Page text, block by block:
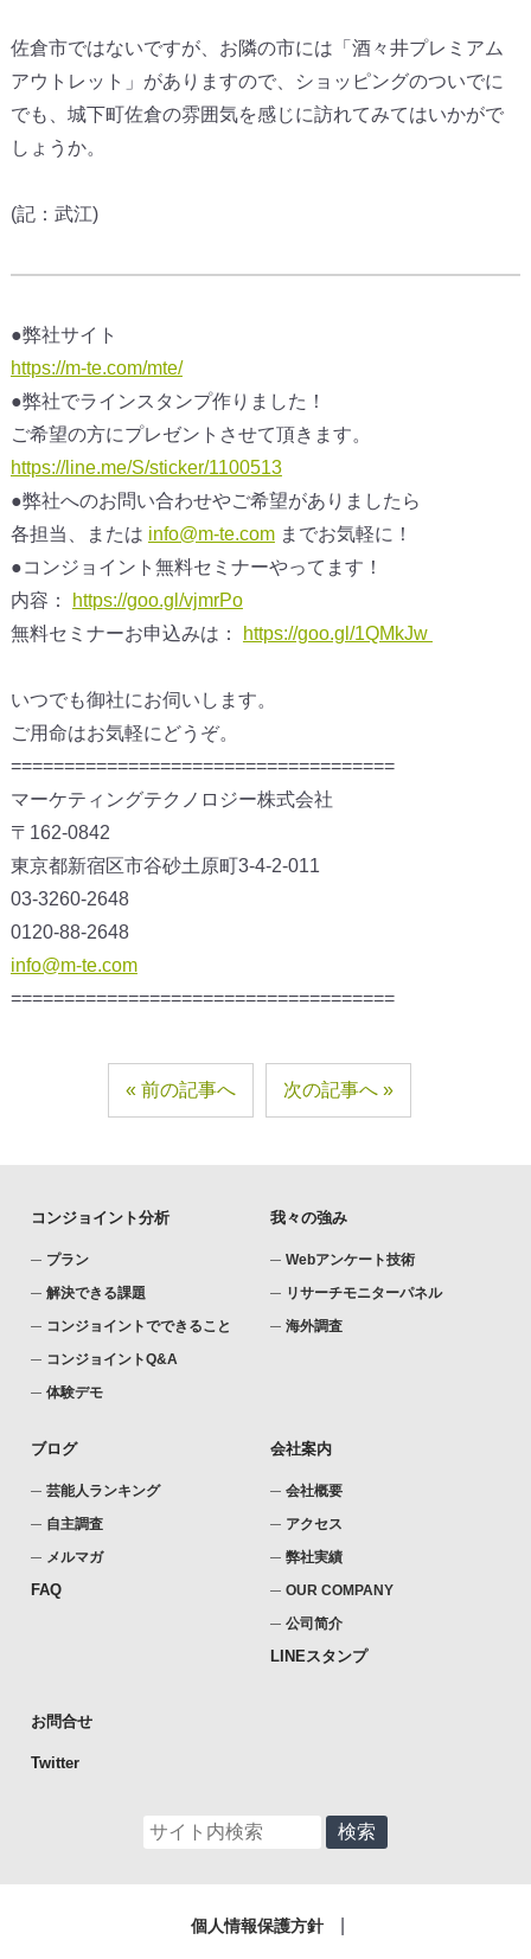
佐倉市ではないですが、お隣の市には「酒々井プレミアム
アウトレット」がありますので、ショッピングのついでに
でも、城下町佐倉の雰囲気を感じに訪れてみてはいかがで
しょうか。
(記：武江)
●弊社サイト
https://m-te.com/mte/
●弊社でラインスタンプ作りました！
ご希望の方にプレゼントさせて頂きます。
https://line.me/S/sticker/1100513
●弊社へのお問い合わせやご希望がありましたら
各担当、または info@m-te.comまでお気軽に！
●コンジョイント無料セミナーやってます！
内容：
https://goo.gl/vjmrPo
無料セミナーお申込みは：
https://goo.gl/1QMkJw
いつでも御社にお伺いします。
ご用命はお気軽にどうぞ。
====================================
マーケティングテクノロジー株式会社
〒162-0842
東京都新宿区市谷砂土原町3-4-2-011
03-3260-2648
0120-88-2648
info@m-te.com
====================================
前の記事へ 次の記事へ
コンジョイント分析
プラン
解決できる課題
コンジョイントでできること
コンジョイントQ&A
体験デモ
我々の強み
Webアンケート技術
リサーチモニターパネル
海外調査
ブログ
芸能人ランキング
自主調査
メルマガ
FAQ
会社案内
会社概要
アクセス
弊社実績
OUR COMPANY
公司简介
LINEスタンプ
お問合せ
Twitter
個人情報保護方針